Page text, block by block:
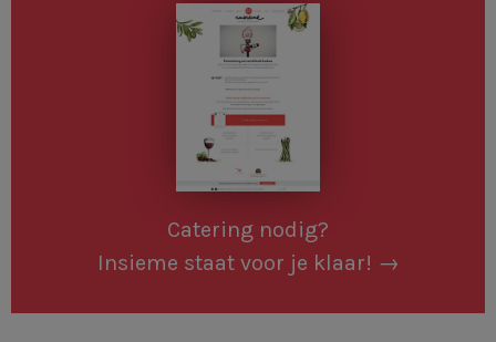
Catering nodig?
Insieme staat voor je klaar! →